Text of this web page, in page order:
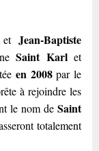
Jean-Baptiste
Saint Karlet
en 2008par le
à rejoindre les
le nom de Saint
totalement